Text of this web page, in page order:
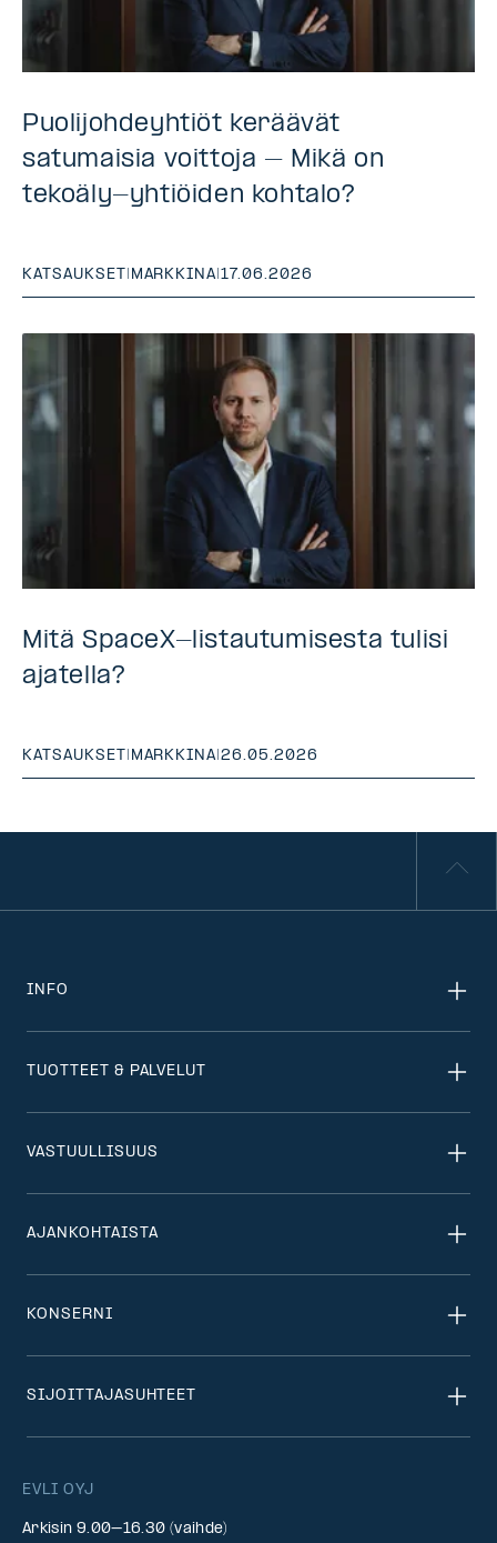
Puolijohdeyhtiöt keräävät
satumaisia voittoja – Mikä on
tekoäly-yhtiöiden kohtalo?
KATSAUKSET | MARKKINA|17.06.2026
Mitä SpaceX-listautumisesta tulisi
ajatella?
KATSAUKSET MARKKINA |26.05.2026
EVLI OYJ
Arkisin 9.00–16.30 (vaihde)
INFO
TUOTTEET & PALVELUT
VASTUULLISUUS
AJANKOHTAISTA
KONSERNI
SIJOITTAJASUHTEET